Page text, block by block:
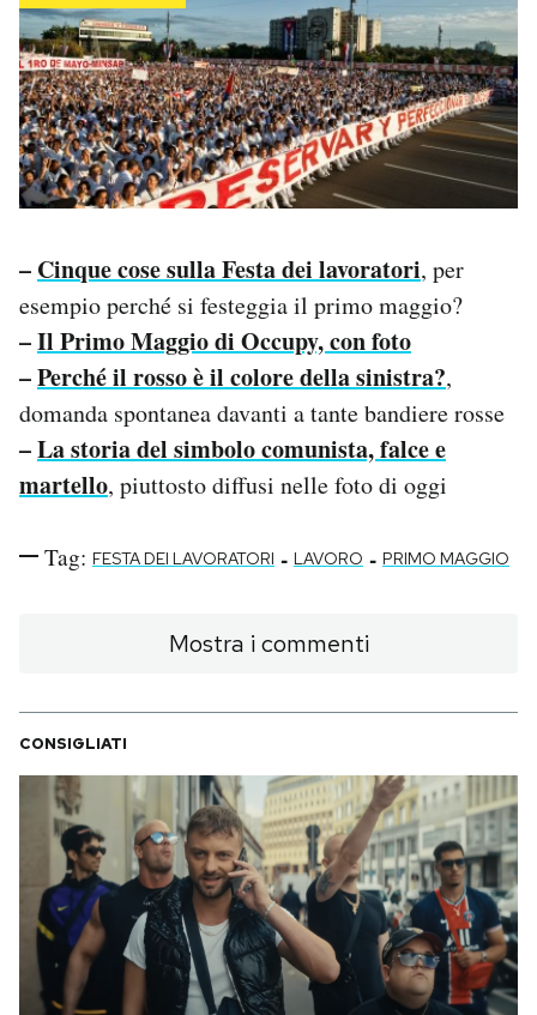
– Cinque cose sulla Festa dei lavoratori, per
esempio perché si festeggia il primo maggio?
–Il Primo Maggio di Occupy, con foto
–Perché il rosso è il colore della sinistra?,
domanda spontanea davanti a tante bandiere rosse
–La storia del simbolo comunista, falce e
martello, piuttosto diffusi nelle foto di oggi
Tag: FESTA DEI LAVORATORI - LAVORO - PRIMO MAGGIO
Mostra i commenti
CONSIGLIATI